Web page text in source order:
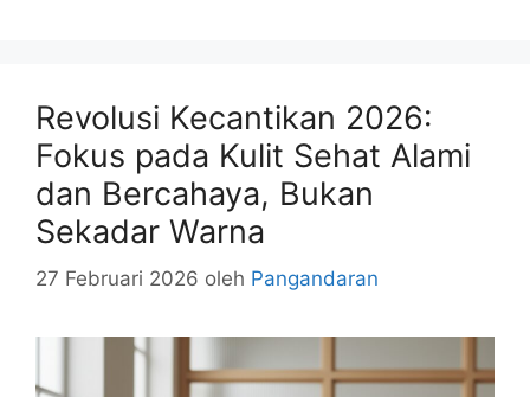
Revolusi Kecantikan 2026:
Fokus pada Kulit Sehat Alami
dan Bercahaya, Bukan
Sekadar Warna
27 Februari 2026 oleh Pangandaran